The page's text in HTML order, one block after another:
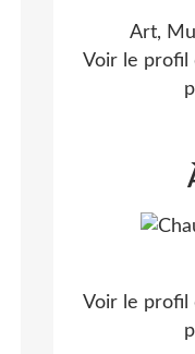
Art,
Voir le profil
Voir le profil